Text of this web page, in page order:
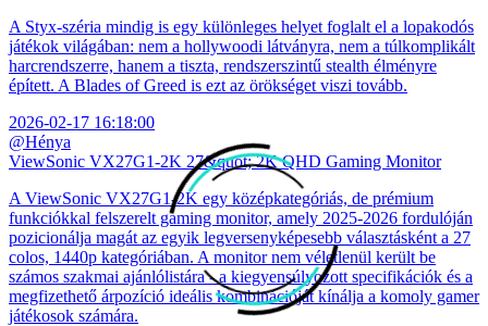
A Styx-széria mindig is egy különleges helyet foglalt el a lopakodós
játékok világában: nem a hollywoodi látványra, nem a túlkomplikált
harcrendszerre, hanem a tiszta, rendszerszintű stealth élményre
épített. A Blades of Greed is ezt az örökséget viszi tovább.
2026-02-17 16:18:00
@Hénya
ViewSonic VX27G1-2K 27&quot; 2K QHD Gaming Monitor
A ViewSonic VX27G1-2K egy középkategóriás, de prémium
funkciókkal felszerelt gaming monitor, amely 2025-2026 fordulóján
pozicionálja magát az egyik legversenyképesebb választásként a 27
colos, 1440p kategóriában. A monitor nem véletlenül került be
számos szakmai ajánlólistára - a kiegyensúlyozott specifikációk és a
megfizethető árpozíció ideális kombinációját kínálja a komoly gamer
játékosok számára.